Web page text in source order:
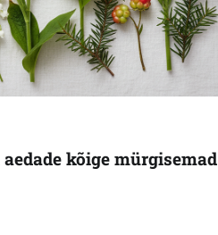
kõige mürgisemad